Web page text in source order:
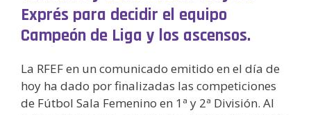
Exprés para decidir el equipo
Campeón de Liga y los ascensos.
La RFEF en un comunicado emitido en el día de
hoy ha dado por finalizadas las competiciones
de Fútbol Sala Femenino en 1ª y 2ª División. Al